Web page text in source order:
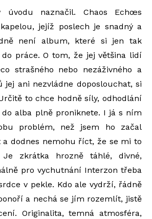
naznačil. Chaos Echœs
jejíž poslech je snadný a
není album, které si jen tak
práce. O tom, že jej většina lidí
strašného nebo nezáživného a
jej ani nezvládne doposlouchat, si
to chce hodně síly, odhodlání
alba plně proniknete. I já s ním
problém, než jsem ho začal
a dodnes nemohu říct, že se mi to
Je zkrátka hrozně táhlé, divné,
pro vychutnání Interzon třeba
v pekle. Kdo ale vydrží, řádně
a nechá se jím rozemlít, jistě
Originalita, temná atmosféra,